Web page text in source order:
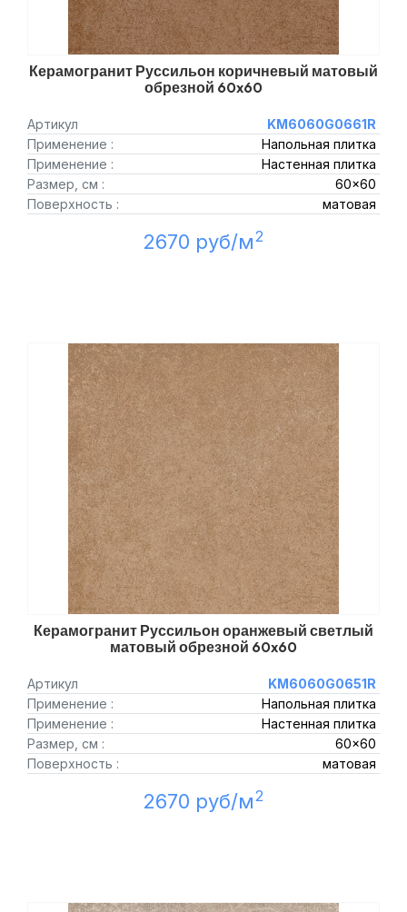
Керамогранит Руссильон коричневый матовый
обрезной 60x60
Артикул
KM6060G0661R
Применение :
Напольная плитка
Применение :
Настенная плитка
Размер, см :
60x60
Поверхность :
матовая
2670 руб/м2
Керамогранит Руссильон оранжевый светлый
матовый обрезной 60x60
Артикул
KM6060G0651R
Применение :
Напольная плитка
Применение :
Настенная плитка
Размер, см :
60x60
Поверхность :
матовая
2670 руб/м2